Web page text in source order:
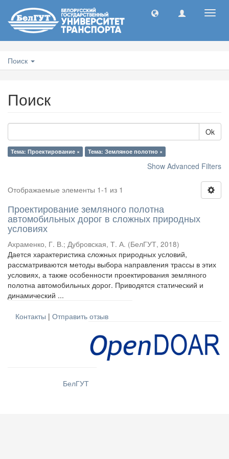
Поиск
Поиск
Ok
Тема: Проектирование × Тема: Земляное полотно ×
Show Advanced Filters
Отображаемые элементы 1-1 из 1
Проектирование земляного полотна
автомобильных дорог в сложных природных
условиях
Ахраменко, Г. В.; Дубровская, Т. А. (БелГУТ, 2018)
Дается характеристика сложных природных условий,
рассматриваются методы выбора направления трассы в этих
условиях, а также особенности проектирования земляного
полотна автомобильных дорог. Приводятся статический и
динамический ...
Контакты | Отправить отзыв
БелГУТ